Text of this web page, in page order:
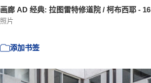
画廊 AD 经典: 拉图雷特修道院 / 柯布西耶 - 16
照片
添加书签